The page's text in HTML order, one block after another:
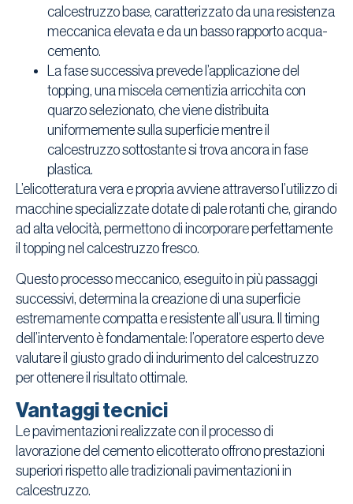
calcestruzzo base, caratterizzato da una resistenza
meccanica elevata e da un basso rapporto acqua-
cemento.
La fase successiva prevede l’applicazione del
topping, una miscela cementizia arricchita con
quarzo selezionato, che viene distribuita
uniformemente sulla superficie mentre il
calcestruzzo sottostante si trova ancora in fase
plastica.
L’elicotteratura vera e propria avviene attraverso l’utilizzo di
macchine specializzate dotate di pale rotanti che, girando
ad alta velocità, permettono di incorporare perfettamente
il topping nel calcestruzzo fresco.
Questo processo meccanico, eseguito in più passaggi
successivi, determina la creazione di una superficie
estremamente compatta e resistente all’usura. Il timing
dell’intervento è fondamentale: l’operatore esperto deve
valutare il giusto grado di indurimento del calcestruzzo
per ottenere il risultato ottimale.
Vantaggi tecnici
Le pavimentazioni realizzate con il processo di
lavorazione del cemento elicotterato offrono prestazioni
superiori rispetto alle tradizionali pavimentazioni in
calcestruzzo.